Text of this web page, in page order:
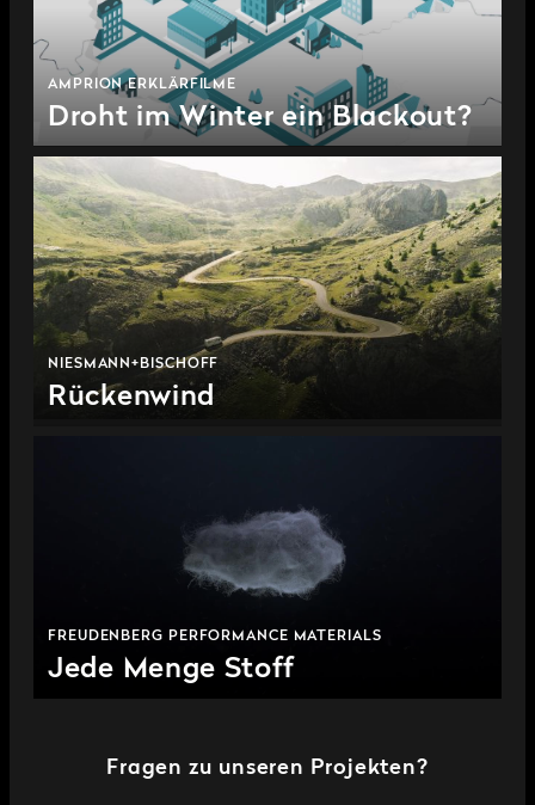
AMPRION ERKLÄRFILME
Droht im Winter ein Blackout?
NIESMANN+BISCHOFF
Rückenwind
FREUDENBERG PERFORMANCE MATERIALS
Jede Menge Stoff
Fragen zu unseren Projekten?